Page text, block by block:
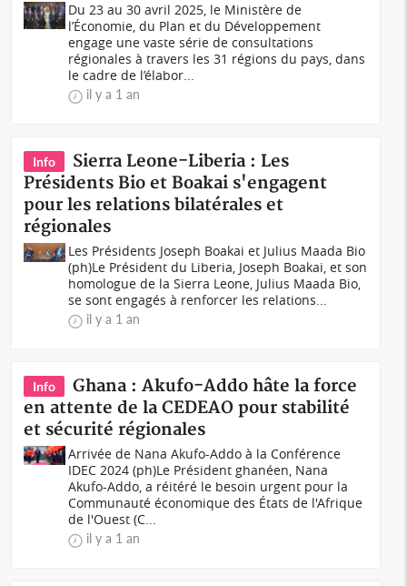
Du 23 au 30 avril 2025, le Ministère de
l’Économie, du Plan et du Développement
engage une vaste série de consultations
régionales à travers les 31 régions du pays, dans
le cadre de l’élabor...
il y a 1 an
Info
Sierra Leone-Liberia : Les
Présidents Bio et Boakai s'engagent
pour les relations bilatérales et
régionales
Les Présidents Joseph Boakai et Julius Maada Bio
(ph)Le Président du Liberia, Joseph Boakai, et son
homologue de la Sierra Leone, Julius Maada Bio,
se sont engagés à renforcer les relations...
il y a 1 an
Info
Ghana : Akufo-Addo hâte la force
en attente de la CEDEAO pour stabilité
et sécurité régionales
Arrivée de Nana Akufo-Addo à la Conférence
IDEC 2024 (ph)Le Président ghanéen, Nana
Akufo-Addo, a réitéré le besoin urgent pour la
Communauté économique des États de l'Afrique
de l'Ouest (C...
il y a 1 an